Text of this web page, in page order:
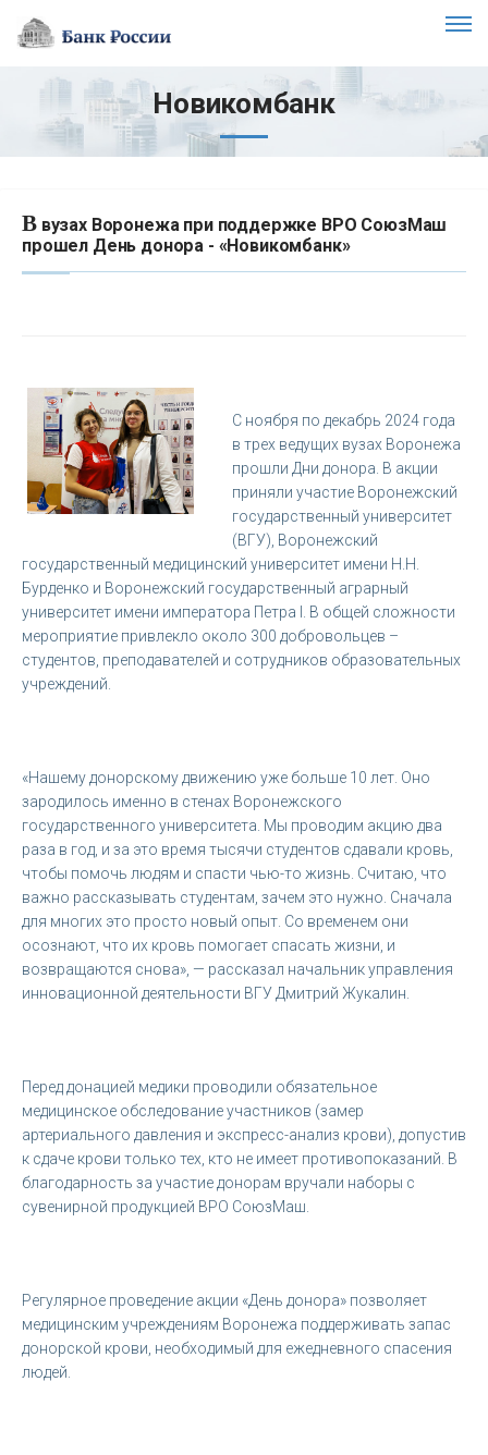
Новикомбанк
Ввузах Воронежа при поддержке ВРО СоюзМаш
прошел День донора - «Новикомбанк»
С ноября по декабрь 2024 года
в трех ведущих вузах Воронежа
прошли Дни донора. В акции
приняли участие Воронежский
государственный университет
(ВГУ), Воронежский
государственный медицинский университет имени Н.Н.
Бурденко и Воронежский государственный аграрный
университет имени императора Петра I. В общей сложности
мероприятие привлекло около 300 добровольцев –
студентов, преподавателей и сотрудников образовательных
учреждений.
«Нашему донорскому движению уже больше 10 лет. Оно
зародилось именно в стенах Воронежского
государственного университета. Мы проводим акцию два
раза в год, и за это время тысячи студентов сдавали кровь,
чтобы помочь людям и спасти чью-то жизнь. Считаю, что
важно рассказывать студентам, зачем это нужно. Сначала
для многих это просто новый опыт. Со временем они
осознают, что их кровь помогает спасать жизни, и
возвращаются снова», — рассказал начальник управления
инновационной деятельности ВГУ Дмитрий Жукалин.
Перед донацией медики проводили обязательное
медицинское обследование участников (замер
артериального давления и экспресс-анализ крови), допустив
к сдаче крови только тех, кто не имеет противопоказаний. В
благодарность за участие донорам вручали наборы с
сувенирной продукцией ВРО СоюзМаш.
Регулярное проведение акции «День донора» позволяет
медицинским учреждениям Воронежа поддерживать запас
донорской крови, необходимый для ежедневного спасения
людей.